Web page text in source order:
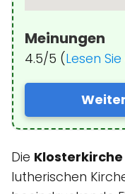
Meinungen
4.5/5 (Lesen
Die Klosterkirche
lutherischen